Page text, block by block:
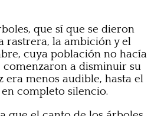
que sí que se dieron
rastrera, la ambición y el
cuya población no hacía
comenzaron a disminuir su
era menos audible, hasta el
completo silencio.